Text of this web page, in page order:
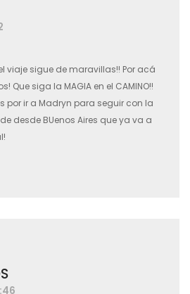
viaje sigue de maravillas!! Por acá
Que siga la MAGIA en el CAMINO!!
por ir a Madryn para seguir con la
desde BUenos Aires que ya va a